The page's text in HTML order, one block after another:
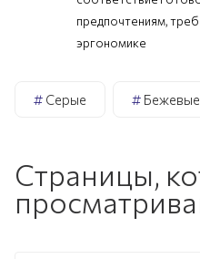
предпочтениям,
эргономике
# Серые # Бежевые
Страницы,